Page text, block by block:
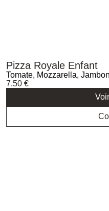
Pizza Royale Enfant
Tomate, Mozzarella,
7.50 €